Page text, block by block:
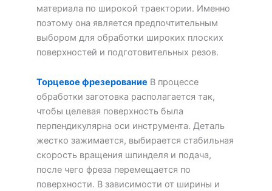
материала по широкой траектории. Именно
поэтому она является предпочтительным
выбором для обработки широких плоских
поверхностей и подготовительных резов.
Торцевое фрезерование В процессе
обработки заготовка располагается так,
чтобы целевая поверхность была
перпендикулярна оси инструмента. Деталь
жестко зажимается, выбирается стабильная
скорость вращения шпинделя и подача,
после чего фреза перемещается по
поверхности. В зависимости от ширины и